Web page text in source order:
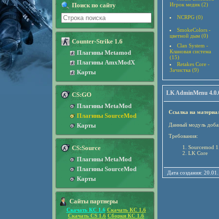
Игрок медик (2)
NCRPG (0)
SmokeColors -
цветной дым (0)
Clan System -
Клановая система
(15)
Retakes Core -
Зачистка (9)
LK AdminMenu
Ссылка на
Данный модуль
Требования:
Sourcemod
LK Core
Дата создания:
Поиск по сайту
Counter-Strike 1.6
Плагины Metamod
Плагины AmxModX
Карты
CS:GO
Плагины MetaMod
Плагины SourceMod
Карты
CS:Source
Плагины MetaMod
Плагины SourceMod
Карты
Сайты партнеры
Скачать КС 1.6 Скачать КС 1.6
Скачать CS 1.6 Сборки КС 1.6